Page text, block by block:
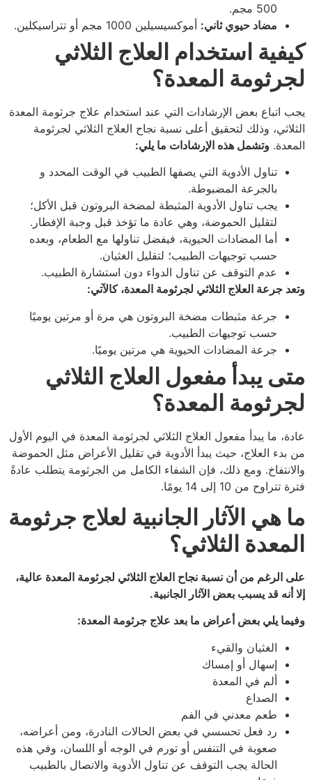
500 مجم.
مضاد حيوي ثاني: أموكسيسيلين 1000 مجم أو تتراسيكلين.
كيفية استخدام العلاج الثلاثي
لجرثومة المعدة؟
يجب اتباع بعض الإرشادات التي عند استخدام علاج جرثومة المعدة
الثلاثي، وذلك لتحقيق أعلى نسبة نجاح العلاج الثلاثي لجرثومة
المعدة. وتشمل هذه الإرشادات ما يلي:
تناول الأدوية التي يصفها الطبيب في الوقت المحدد و
بالجرعة المضبوطة.
يجب تناول الأدوية المثبطة لمضخة البروتون قبل الأكل؛
لتقليل الحموضة، وهي عادة ما تؤخذ قبل وجبة الإفطار.
أما المضادات الحيوية، فيفضل تناولها مع الطعام، وبعده
حسب توجيهات الطبيب؛ لتقليل الغثيان.
عدم التوقف عن تناول الدواء دون استشارة الطبيب.
وتعد جرعة العلاج الثلاثي لجرثومة المعدة، كالآتي:
جرعة مثبطات مضخة البروتون هي مرة أو مرتين يوميًا
حسب توجيهات الطبيب.
جرعة المضادات الحيوية هي مرتين يوميًا.
متى يبدأ مفعول العلاج الثلاثي
لجرثومة المعدة؟
عادة، ما يبدأ مفعول العلاج الثلاثي لجرثومة المعدة في اليوم الأول
من بدء العلاج، حيث يبدأ الأدوية في تقليل الأعراض مثل الحموضة
والانتفاخ. ومع ذلك، فإن الشفاء الكامل من الجرثومة يتطلب عادةً
فترة تتراوح من 10 إلى 14 يومًا.
ما هي الآثار الجانبية لعلاج جرثومة
المعدة الثلاثي؟
على الرغم من أن نسبة نجاح العلاج الثلاثي لجرثومة المعدة عالية،
إلا أنه قد يسبب بعض الآثار الجانبية.
وفيما يلي بعض أعراض ما بعد علاج جرثومة المعدة:
الغثيان والقيء
إسهال أو إمساك
ألم في المعدة
الصداع
طعم معدني في الفم
رد فعل تحسسي في بعض الحالات النادرة، ومن أعراضه،
صعوبة في التنفس أو تورم في الوجه أو اللسان، وفي هذه
الحالة يجب التوقف عن تناول الأدوية والاتصال بالطبيب